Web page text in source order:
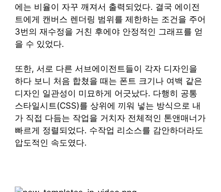
에는 비율이 자꾸 깨져서 출력되었다. 결국 에이전
트에게 캔버스 렌더링 범위를 제한하는 조건을 주어
3번의 재수정을 거친 후에야 안정적인 그래프를 얻
을 수 있었다.
또한, 서로 다른 서브에이전트들이 각자 디자인을
하다 보니 처음 합쳤을 때는 폰트 크기나 여백 같은
디자인 일관성이 미묘하게 어긋났다. 다행히 공통
스타일시트(CSS)를 상위에 끼워 넣는 방식으로 내
가 직접 다듬는 작업을 거치자 전체적인 톤앤매너가
빠르게 정렬되었다. 수작업 리소스를 감안하더라도
압도적인 속도였다.